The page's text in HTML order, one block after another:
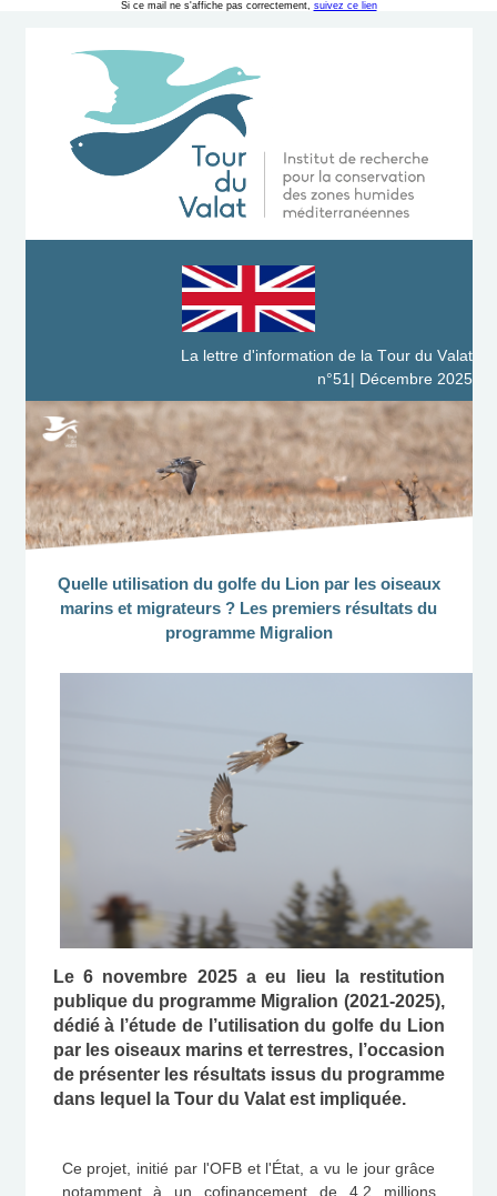
Si ce mail ne s'affiche pas correctement, suivez ce lien
La lettre d'information de la Tour du Valat
n°51| Décembre 2025
Quelle utilisation du golfe du Lion par les oiseaux
marins et migrateurs ? Les premiers résultats du
programme Migralion
Le 6 novembre 2025 a eu lieu la restitution
publique du programme Migralion (2021-2025),
dédié à l’étude de l’utilisation du golfe du Lion
par les oiseaux marins et terrestres, l’occasion
de présenter les résultats issus du programme
dans lequel la Tour du Valat est impliquée.
Ce projet, initié par l'OFB et l'État, a vu le jour grâce
notamment à un cofinancement de 4,2 millions